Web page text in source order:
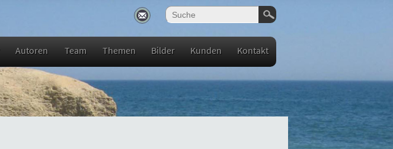
Autoren Team Themen Bilder Kunden Kontakt